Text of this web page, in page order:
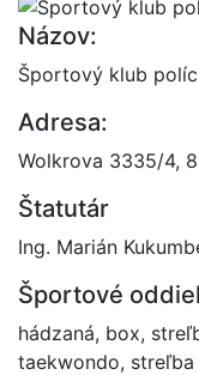
Názov:
Športový klub
Adresa:
Wolkrova 3335/4,
Štatutár
Ing. Marián
Športové
hádzaná, box,
taekwondo,